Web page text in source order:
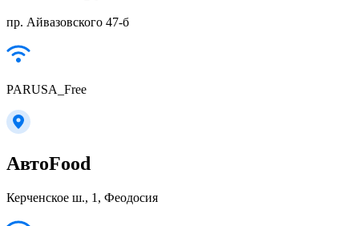
пр. Айвазовского 47-б
PARUSA_Free
АвтоFood
Керченское ш., 1, Феодосия